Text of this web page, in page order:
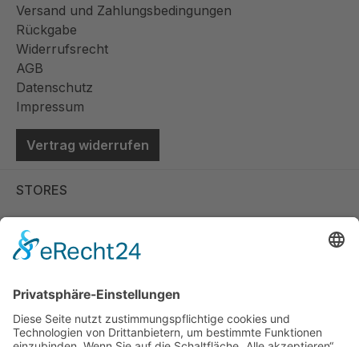
Versand und Zahlungsbedingungen
Rückgabe
Widerrufsrecht
AGB
Datenschutz
Impressum
Vertrag widerrufen
STORES
Store Viernheim
Store Berlin
Handelspartner Köln
SICHERE BEZAHLUNG